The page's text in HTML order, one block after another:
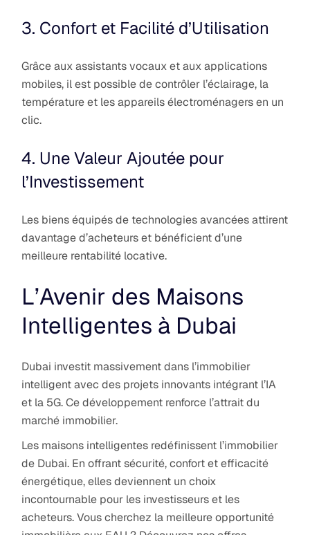
3. Confort et Facilité d’Utilisation
Grâce aux assistants vocaux et aux applications
mobiles, il est possible de contrôler l’éclairage, la
température et les appareils électroménagers en un
clic.
4. Une Valeur Ajoutée pour
l’Investissement
Les biens équipés de technologies avancées attirent
davantage d’acheteurs et bénéficient d’une
meilleure rentabilité locative.
L’Avenir des Maisons
Intelligentes à Dubai
Dubai investit massivement dans l’immobilier
intelligent avec des projets innovants intégrant l’IA
et la 5G. Ce développement renforce l’attrait du
marché immobilier.
Les maisons intelligentes redéfinissent l’immobilier
de Dubai. En offrant sécurité, confort et efficacité
énergétique, elles deviennent un choix
incontournable pour les investisseurs et les
acheteurs. Vous cherchez la meilleure opportunité